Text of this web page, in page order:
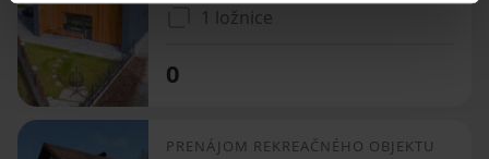
1 ložnice
0
PRENÁJOM REKREAČNÉHO OBJEKTU